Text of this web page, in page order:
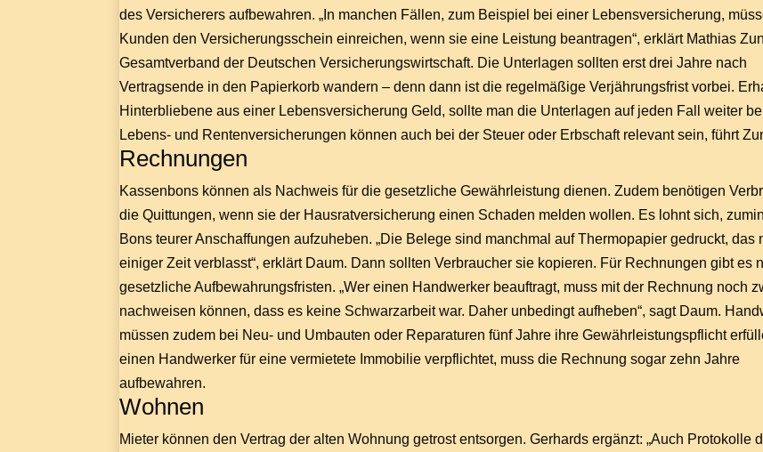
des Versicherers aufbewahren. „In manchen Fällen, zum Beispiel bei einer Lebensversicherung,
Kunden den Versicherungsschein einreichen, wenn sie eine Leistung beantragen“, erklärt Mathias
Gesamtverband der Deutschen Versicherungswirtschaft. Die Unterlagen sollten erst drei Jahre nach
Vertragsende in den Papierkorb wandern – denn dann ist die regelmäßige Verjährungsfrist vorbei.
Hinterbliebene aus einer Lebensversicherung Geld, sollte man die Unterlagen auf jeden Fall weiter
Lebens- und Rentenversicherungen können auch bei der Steuer oder Erbschaft relevant sein, führt
Rechnungen
Kassenbons können als Nachweis für die gesetzliche Gewährleistung dienen. Zudem benötigen
die Quittungen, wenn sie der Hausratversicherung einen Schaden melden wollen. Es lohnt sich,
Bons teurer Anschaffungen aufzuheben. „Die Belege sind manchmal auf Thermopapier gedruckt, das
einiger Zeit verblasst“, erklärt Daum. Dann sollten Verbraucher sie kopieren. Für Rechnungen gibt es
gesetzliche Aufbewahrungsfristen. „Wer einen Handwerker beauftragt, muss mit der Rechnung noch
nachweisen können, dass es keine Schwarzarbeit war. Daher unbedingt aufheben“, sagt Daum.
müssen zudem bei Neu- und Umbauten oder Reparaturen fünf Jahre ihre Gewährleistungspflicht
einen Handwerker für eine vermietete Immobilie verpflichtet, muss die Rechnung sogar zehn Jahre
aufbewahren.
Wohnen
Mieter können den Vertrag der alten Wohnung getrost entsorgen. Gerhards ergänzt: „Auch Protokolle